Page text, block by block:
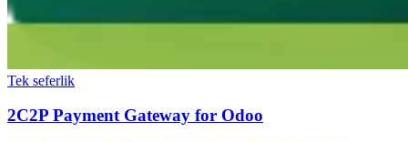
Tek seferlik
2C2P Payment Gateway for Odoo